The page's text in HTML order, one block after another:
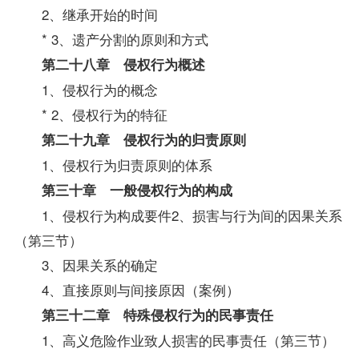
2、继承开始的时间
* 3、遗产分割的原则和方式
第二十八章 侵权行为概述
1、侵权行为的概念
* 2、侵权行为的特征
第二十九章 侵权行为的归责原则
1、侵权行为归责原则的体系
第三十章 一般侵权行为的构成
1、侵权行为构成要件2、损害与行为间的因果关系
（第三节）
3、因果关系的确定
4、直接原则与间接原因（案例）
第三十二章 特殊侵权行为的民事责任
1、高义危险作业致人损害的民事责任（第三节）